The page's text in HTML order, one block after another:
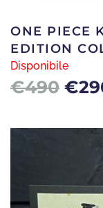
ONE PIECE
EDITION
Disponibile
€490 Il
era:
€